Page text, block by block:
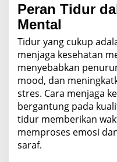
Peran Tidur
Mental
Tidur yang cukup
menjaga kesehatan
menyebabkan
mood, dan
stres. Cara menjaga
bergantung pada
tidur memberikan
memproses emosi
saraf.